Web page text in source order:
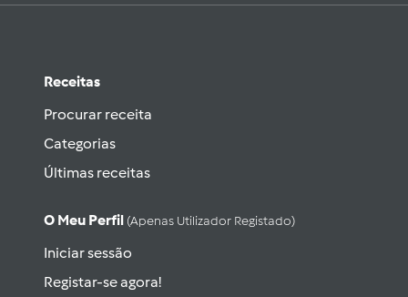
Receitas
Procurar receita
Categorias
Últimas receitas
O Meu Perfil (apenas Utilizador Registado)
Iniciar sessão
Registar-se agora!